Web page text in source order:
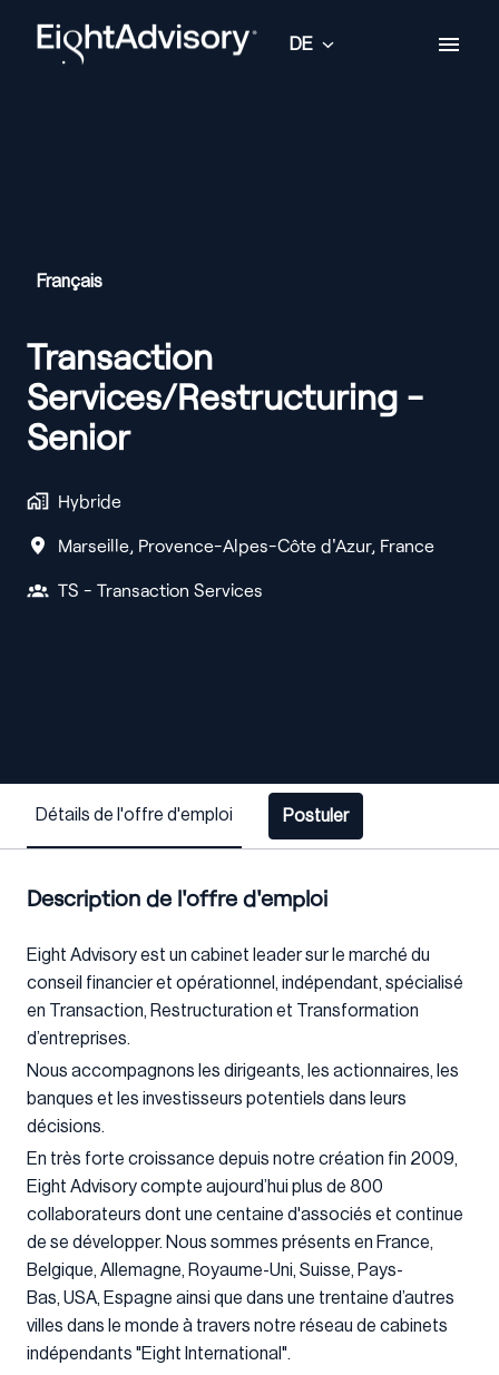
springen
Startseite
DE
Français
Transaction
Services/Restructuring -
Senior
Hybride
Marseille, Provence-Alpes-Côte d'Azur, France
TS - Transaction Services
Détails de l'offre d'emploi Postuler
Description de l'offre d'emploi
Eight Advisory est un cabinet leader sur le marché du
conseil financier et opérationnel, indépendant, spécialisé
en Transaction, Restructuration et Transformation
d’entreprises.
Nous accompagnons les dirigeants, les actionnaires, les
banques et les investisseurs potentiels dans leurs
décisions.
En très forte croissance depuis notre création fin 2009,
Eight Advisory compte aujourd’hui plus de 800
collaborateurs dont une centaine d'associés et continue
de se développer. Nous sommes présents en France,
Belgique, Allemagne, Royaume-Uni, Suisse, Pays-
Bas, USA, Espagne ainsi que dans une trentaine d’autres
villes dans le monde à travers notre réseau de cabinets
indépendants "Eight International".